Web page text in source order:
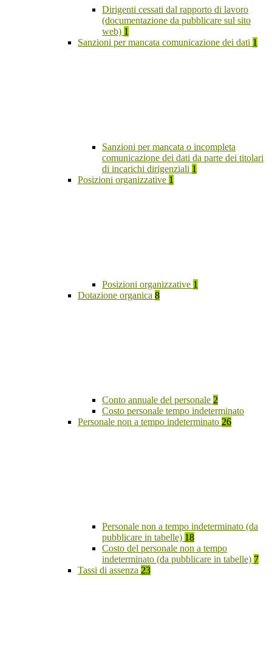
Dirigenti cessati dal rapporto di lavoro
(documentazione da pubblicare sul sito
web) 1
Sanzioni per mancata comunicazione dei dati 1
Sanzioni per mancata o incompleta
comunicazione dei dati da parte dei titolari
di incarichi dirigenziali 1
Posizioni organizzative 1
Posizioni organizzative 1
Dotazione organica 8
Conto annuale del personale 2
Costo personale tempo indeterminato
Personale non a tempo indeterminato 26
Personale non a tempo indeterminato (da
pubblicare in tabelle) 18
Costo del personale non a tempo
indeterminato (da pubblicare in tabelle) 7
Tassi di assenza 23